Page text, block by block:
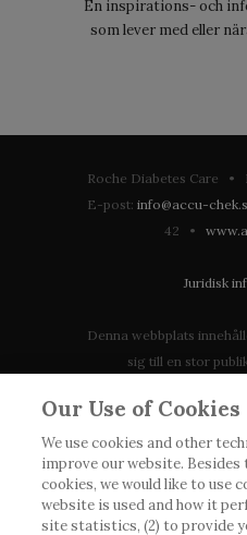
En inspirations- och
som lever med eller
Roche Diabetes Care •
E-post: info@accu-
42 •
Juridisk
Denna webbplats
sig till en stor
tillgänglig eller giltig i ditt
att vi inte tar något
eventuellt inte
process, förordning,
landet
Our Use of Cookies
We use cookies and other
improve our website.
cookies, we would like to use
website is used and how it
site statistics, (2) to provide